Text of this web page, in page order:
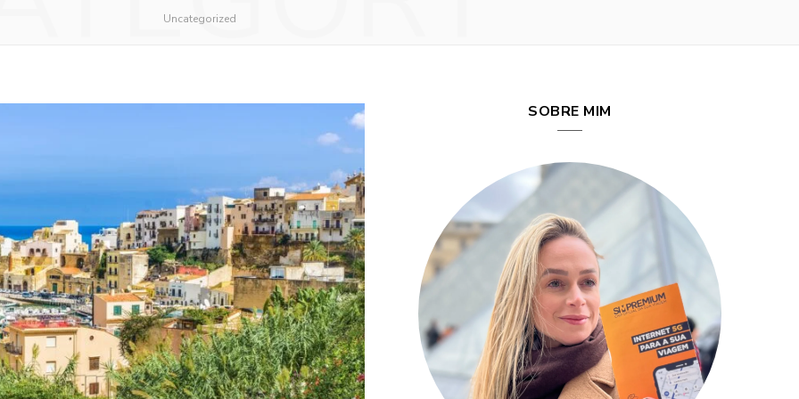
Uncategorized
SOBRE MIM